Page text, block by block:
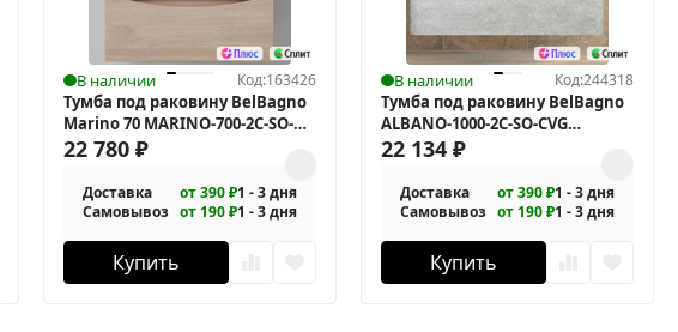
В наличии Код:163426
Тумба под раковину BelBagno
Marino 70 MARINO-700-2C-SO-
RG-P подвесная
22 780₽
Доставка от 390 ₽1 - 3 дня
Самовывоз от 190 ₽1 - 3 дня
Купить
В наличии Код:244318
Тумба под раковину BelBagno
ALBANO-1000-2C-SO-CVG
подвесная
22 134₽
Доставка от 390 ₽1 - 3 дня
Самовывоз от 190 ₽1 - 3 дня
Купить